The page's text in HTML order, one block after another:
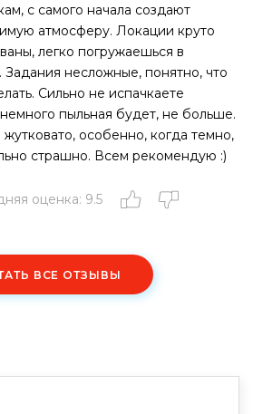
с самого начала создают
атмосферу. Локации круто
легко погружаешься в
Задания несложные, понятно, что
Сильно не испачкаете
пыльная будет, не больше.
особенно, когда темно,
страшно. Всем рекомендую :)
оценка: 9.5
ВСЕ ОТЗЫВЫ